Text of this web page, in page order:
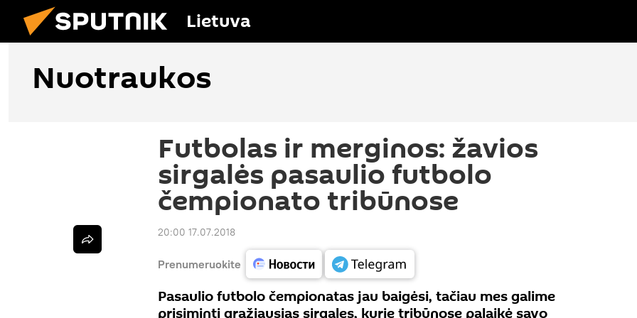
Lietuva
Nuotraukos
Futbolas ir merginos: žavios
sirgalės pasaulio futbolo
čempionato tribūnose
20:00 17.07.2018
Prenumeruokite
Pasaulio futbolo čempionatas jau baigėsi, tačiau mes galime
prisiminti gražiausias sirgales, kurie tribūnose palaikė savo